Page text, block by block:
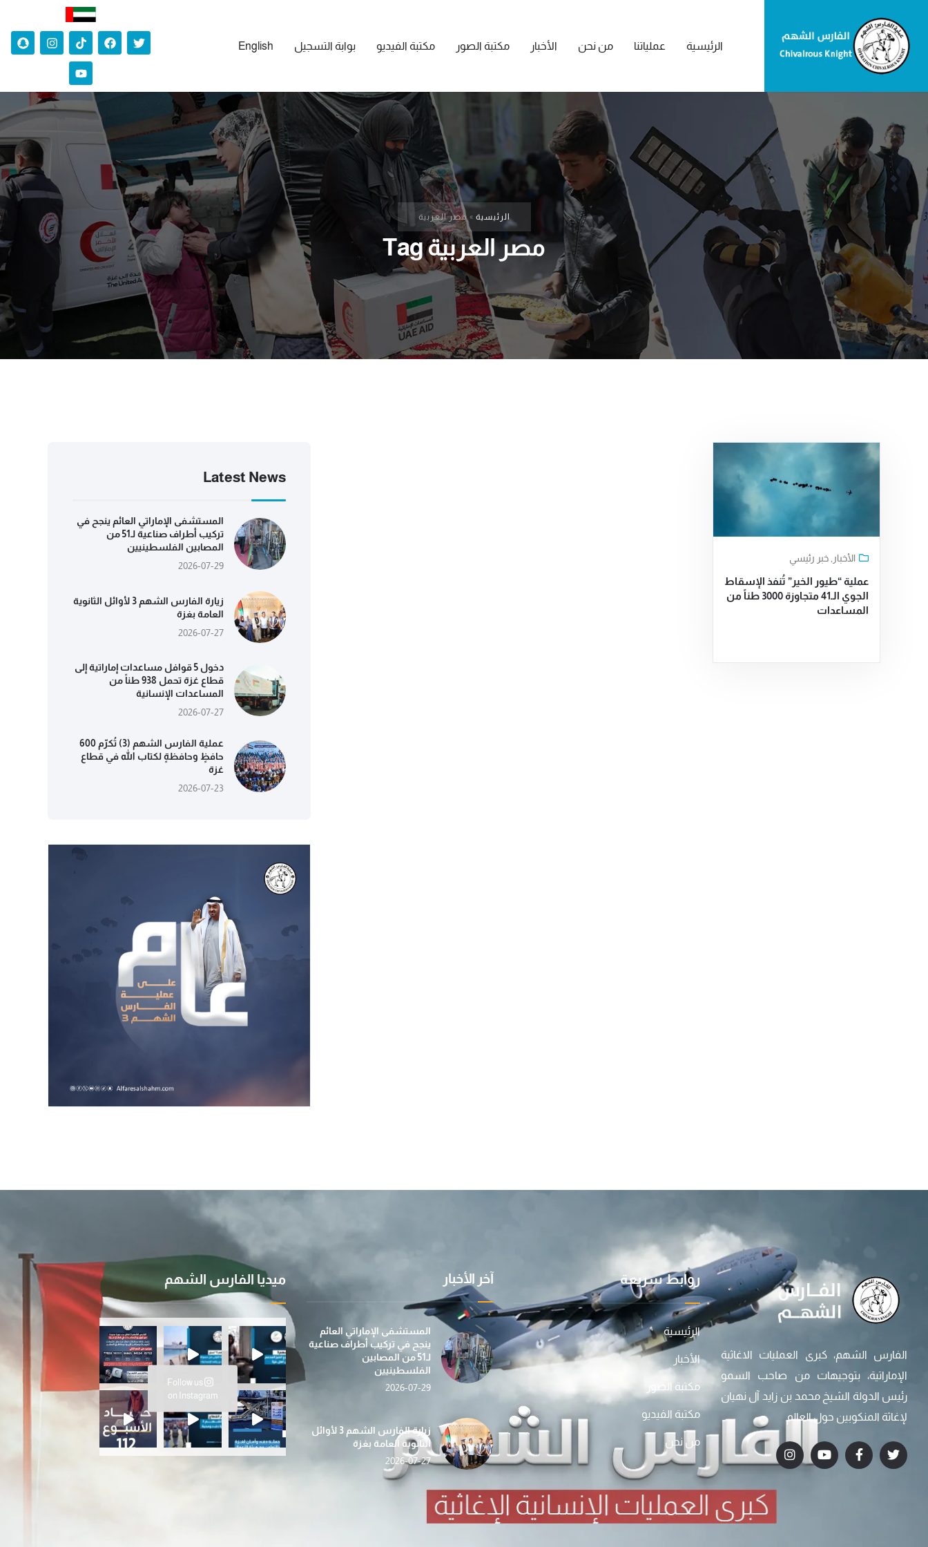
الرئيسية عملياتنا من نحن الأخبار مكتبة الصور مكتبة الفيديو بوابة التسجيل English
الرئيسية »مصر العربية
مصر العربية Tag
الأخبار خبر رئيسي
عملية “طيور الخير” تُنفذ الإسقاط
الجوي الـ41 متجاوزة 3000 طناً من
المساعدات
Latest News
المستشفى الإماراتي العائم ينجح في
تركيب أطراف صناعية لـ51 من
المصابين الفلسطينيين
2026-07-29
زيارة الفارس الشهم 3 لأوائل الثانوية
العامة بغزة
2026-07-27
دخول 5 قوافل مساعدات إماراتية إلى
قطاع غزة تحمل 938 طناً من
المساعدات الإنسانية
2026-07-27
عملية الفارس الشهم (3) تُكرّم 600
حافظٍ وحافظةٍ لكتاب الله في قطاع
غزة
2026-07-23
الفارس الشهم، كبرى العمليات الاغاثية
الإماراتية، بتوجيهات من صاحب السمو
رئيس الدولة الشيخ محمد بن زايد آل نهيان
لإغاثة المنكوبين حول العالم
روابط سريعة
الرئيسية
الأخبار
مكتبة الصور
مكتبة الفيديو
من نحن
آخر الأخبار
المستشفى الإماراتي العائم
ينجح في تركيب أطراف صناعية
لـ51 من المصابين
الفلسطينيين
2026-07-29
زيارة الفارس الشهم 3 لأوائل
الثانوية العامة بغزة
2026-07-27
ميديا الفارس الشهم
بمساهمة من مؤسسة صقر بن محمد القاسمي، تطلق عملية ا
عملية "الفارس الشهم 3" تسيّر إلى غزة الدفعة الأولىفي إطار جهودها الإنسانية المتواصلة…عملية الفارس ال
ضمن مبادرة “دفء ومحبة”... عملية الفارس الشهم 3، ت
حصاد الأسبوع (112) … أنشطة إغاثية ومساعدات شاملة ت
Follow us
on Instagram